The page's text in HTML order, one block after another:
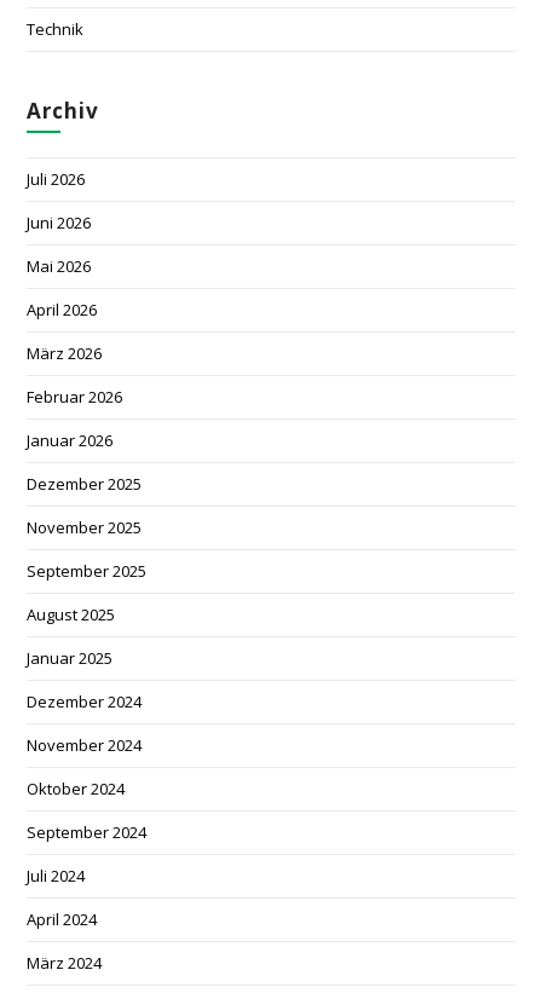
Technik
Archiv
Juli 2026
Juni 2026
Mai 2026
April 2026
März 2026
Februar 2026
Januar 2026
Dezember 2025
November 2025
September 2025
August 2025
Januar 2025
Dezember 2024
November 2024
Oktober 2024
September 2024
Juli 2024
April 2024
März 2024